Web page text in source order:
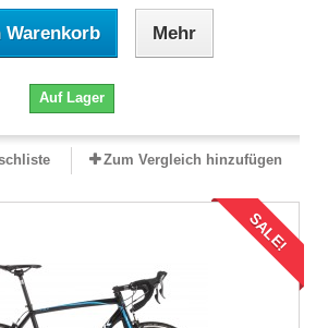
Warenkorb Mehr
Auf Lager
Zum Vergleich hinzufügen
SALE!